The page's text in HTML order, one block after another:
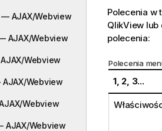
AJAX/Webview
AJAX/Webview
Webview
Webview
Webview
AJAX/Webview
Polecenia w
QlikView
polecenia:
Polecenia
1, 2, 3...